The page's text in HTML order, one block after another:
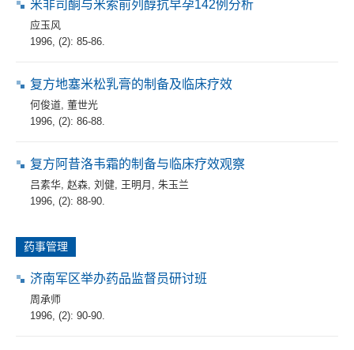
米非司酮与米索前列醇抗早孕142例分析
应玉风
1996, (2): 85-86.
复方地塞米松乳膏的制备及临床疗效
何俊道 董世光
1996, (2): 86-88.
复方阿昔洛韦霜的制备与临床疗效观察
吕素华 赵森 刘健 王明月
朱玉兰
1996, (2): 88-90.
药事管理
济南军区举办药品监督员研讨班
周承师
1996, (2): 90-90.